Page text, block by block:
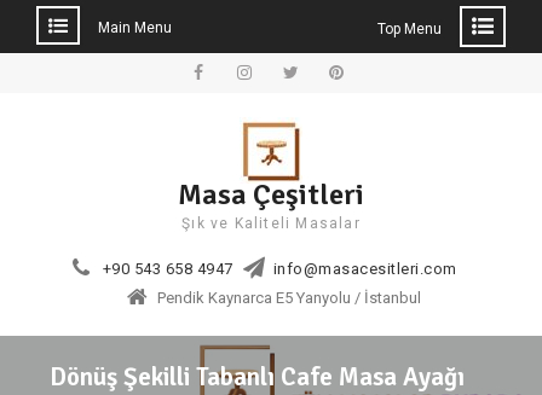
Main Menu Top Menu
Masa Çeşitleri
Şık ve Kaliteli Masalar
+90 543 658 4947
info@masacesitleri.com
Pendik Kaynarca E5 Yanyolu / İstanbul
Dönüş Şekilli Tabanlı Cafe Masa Ayağı